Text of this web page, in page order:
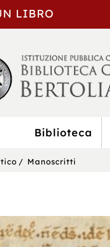
LIBRO
Biblioteca
Manoscritti